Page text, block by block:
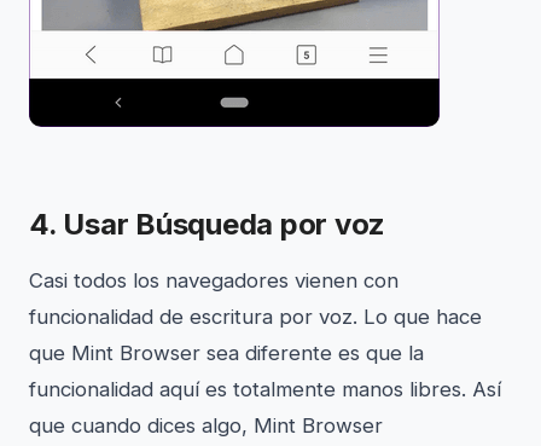
4. Usar Búsqueda por voz
Casi todos los navegadores vienen con
funcionalidad de escritura por voz. Lo que hace
que Mint Browser sea diferente es que la
funcionalidad aquí es totalmente manos libres. Así
que cuando dices algo, Mint Browser